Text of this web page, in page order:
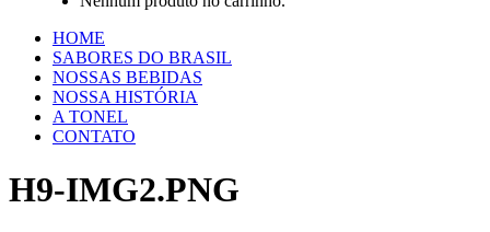
HOME
SABORES DO BRASIL
NOSSAS BEBIDAS
NOSSA HISTÓRIA
A TONEL
CONTATO
H9-IMG2.PNG